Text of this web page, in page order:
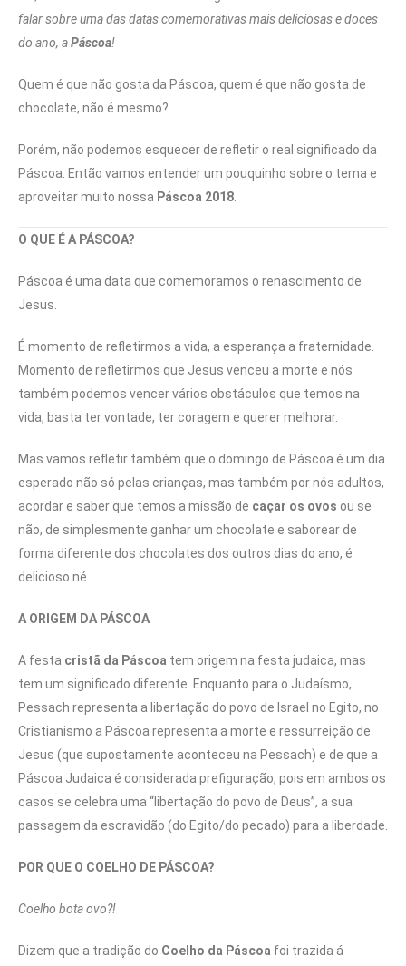
falar sobre uma das datas comemorativas mais deliciosas e doces
do ano, aPáscoa!
Quem é que não gosta da Páscoa, quem é que não gosta de
chocolate, não é mesmo?
Porém, não podemos esquecer de refletir o real significado da
Páscoa. Então vamos entender um pouquinho sobre o tema e
aproveitar muito nossa Páscoa 2018
O QUE É A PÁSCOA?
Páscoa é uma data que comemoramos o renascimento de
Jesus.
É momento de refletirmos a vida, a esperança a fraternidade.
Momento de refletirmos que Jesus venceu a morte e nós
também podemos vencer vários obstáculos que temos na
vida, basta ter vontade, ter coragem e querer melhorar.
Mas vamos refletir também que o domingo de Páscoa é um dia
esperado não só pelas crianças, mas também por nós adultos,
acordar e saber que temos a missão de caçar os ovos ou se
não, de simplesmente ganhar um chocolate e saborear de
forma diferente dos chocolates dos outros dias do ano, é
delicioso né.
A ORIGEM DA PÁSCOA
A festa cristã da Páscoa tem origem na festa judaica, mas
tem um significado diferente. Enquanto para o Judaísmo,
Pessach representa a libertação do povo de Israel no Egito, no
Cristianismo a Páscoa representa a morte e ressurreição de
Jesus (que supostamente aconteceu na Pessach) e de que a
Páscoa Judaica é considerada prefiguração, pois em ambos os
casos se celebra uma “libertação do povo de Deus”, a sua
passagem da escravidão (do Egito/do pecado) para a liberdade.
POR QUE O COELHO DE PÁSCOA?
Coelho bota ovo?!
Dizem que a tradição do Coelho da Páscoa foi trazida á